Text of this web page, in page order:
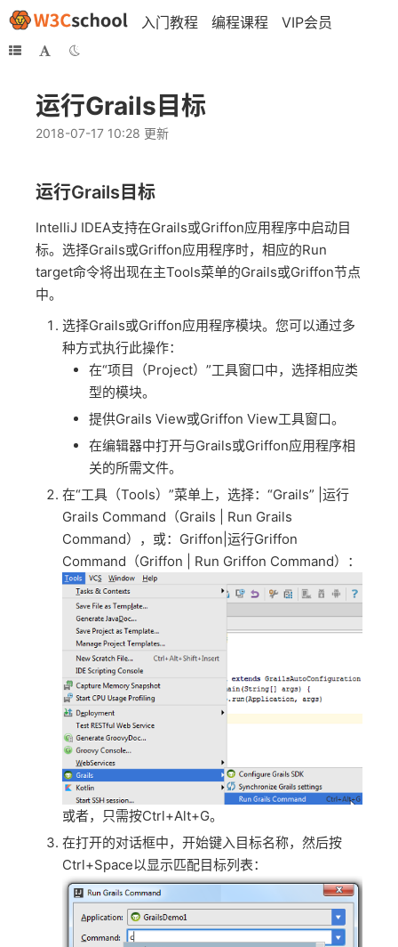
入门教程 编程课程 VIP会员
运行Grails目标
2018-07-17 10:28 更新
运行Grails目标
IntelliJ IDEA支持在Grails或Griffon应用程序中启动目
标。选择Grails或Griffon应用程序时，相应的Run
target命令将出现在主Tools菜单的Grails或Griffon节点
中。
选择Grails或Griffon应用程序模块。您可以通过多
种方式执行此操作：
在“项目（Project）”工具窗口中，选择相应类
型的模块。
提供Grails View或Griffon View工具窗口。
在编辑器中打开与Grails或Griffon应用程序相
关的所需文件。
在“工具（Tools）”菜单上，选择：“Grails” |运行
Grails Command（Grails | Run Grails
Command），或：Griffon|运行Griffon
Command（Griffon | Run Griffon Command）：
或者，只需按Ctrl+Alt+G。
在打开的对话框中，开始键入目标名称，然后按
Ctrl+Space以显示匹配目标列表：